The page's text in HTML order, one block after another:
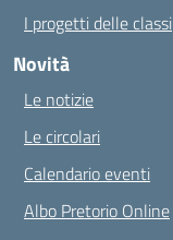
I progetti delle classi
Novità
Le notizie
Le circolari
Calendario eventi
Albo Pretorio Online